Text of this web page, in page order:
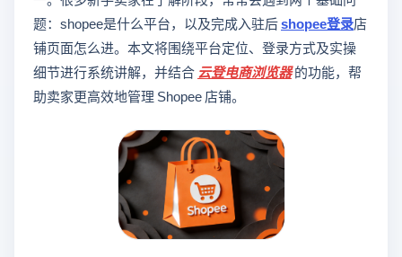
题：shopee是什么平台，以及完成入驻后shopee登录店
铺页面怎么进。本文将围绕平台定位、登录方式及实操
细节进行系统讲解，并结合 云登电商浏览器的功能，帮
助卖家更高效地管理 Shopee 店铺。